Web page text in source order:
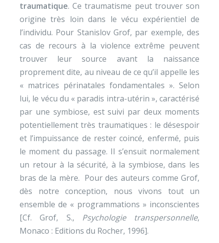
traumatique. Ce traumatisme peut trouver son
origine très loin dans le vécu expérientiel de
l’individu. Pour Stanislov Grof, par exemple, des
cas de recours à la violence extrême peuvent
trouver leur source avant la naissance
proprement dite, au niveau de ce qu’il appelle les
« matrices périnatales fondamentales ». Selon
lui, le vécu du « paradis intra-utérin », caractérisé
par une symbiose, est suivi par deux moments
potentiellement très traumatiques : le désespoir
et l’impuissance de rester coincé, enfermé, puis
le moment du passage. Il s’ensuit normalement
un retour à la sécurité, à la symbiose, dans les
bras de la mère. Pour des auteurs comme Grof,
dès notre conception, nous vivons tout un
ensemble de « programmations » inconscientes
[Cf. Grof, S., Psychologie transpersonnelle,
Monaco : Editions du Rocher, 1996].